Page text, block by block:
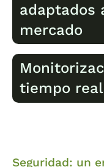
adaptados
mercado
El sistema no
está diseñado
inteligente.
demandada en
tiempo real
nube,
Seguridad: un